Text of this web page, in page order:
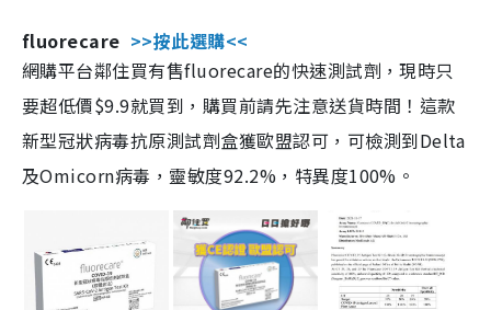
fluorecare >>按此選購<<
網購平台鄰住買有售fluorecare的快速測試劑，現時只
要超低價$9.9就買到，購買前請先注意送貨時間！這款
新型冠狀病毒抗原測試劑盒獲歐盟認可，可檢測到Delta
及Omicorn病毒，靈敏度92.2%，特異度100%。